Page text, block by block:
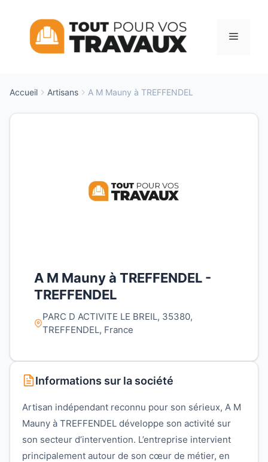
contenu
Menu
Accueil Artisans A M Mauny à TREFFENDEL
A M Mauny à TREFFENDEL -
TREFFENDEL
PARC D ACTIVITE LE BREIL, 35380,
TREFFENDEL, France
Informations sur la société
Artisan indépendant reconnu pour son sérieux, A M
Mauny à TREFFENDEL développe son activité sur
son secteur d’intervention. L’entreprise intervient
principalement autour de son cœur de métier, en